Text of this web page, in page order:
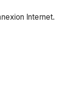
Internet.